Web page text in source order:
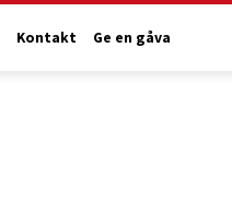
Kontakt Ge en gåva